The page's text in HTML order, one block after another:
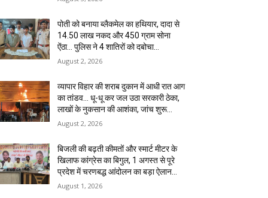
पोती को बनाया ब्लैकमेल का हथियार, दादा से
14.50 लाख नकद और 450 ग्राम सोना
ऐंठा… पुलिस ने 4 शातिरों को दबोचा…
August 2, 2026
व्यापार विहार की शराब दुकान में आधी रात आग
का तांडव… धू-धू कर जल उठा सरकारी ठेका,
लाखों के नुकसान की आशंका, जांच शुरू…
August 2, 2026
बिजली की बढ़ती कीमतों और स्मार्ट मीटर के
खिलाफ कांग्रेस का बिगुल, 1 अगस्त से पूरे
प्रदेश में चरणबद्ध आंदोलन का बड़ा ऐलान…
August 1, 2026